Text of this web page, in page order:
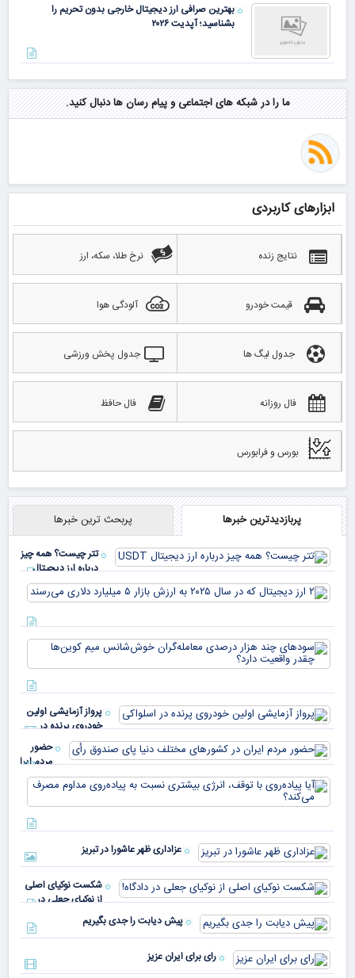
بهترین صرافی ارز دیجیتال خارجی بدون تحریم را
بشناسید؛ آپدیت ۲۰۲۶
ما را در شبکه های اجتماعی و پیام رسان ها دنبال کنید.
ابزارهای کاربردی
نتایج زنده نرخ طلا، سکه، ارز
قیمت خودرو آلودگی هوا
جدول لیگ ها جدول پخش ورزشی
فال روزانه فال حافظ
بورس و فرابورس
پربازدیدترین خبرها پربحث ترین خبرها
تتر چیست؟ همه چیز
درباره ارز دیجیتال
USDT
پرواز آزمایشی اولین
خودروی پرنده در
اسلواکی
حضور
مردم ایران
در
کشورهای
مختلف
دنیا پای
صندوق
عزاداری ظهر عاشورا در تبریز
شکست نوکیای اصلی
از نوکیای جعلی در
دادگاه!
پیش دیابت را جدی بگیریم
رای برای ایران عزیز